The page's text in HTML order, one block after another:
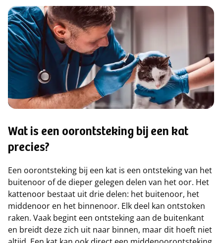
Wat is een oorontsteking bij een kat
precies?
Een oorontsteking bij een kat is een ontsteking van het
buitenoor of de dieper gelegen delen van het oor. Het
kattenoor bestaat uit drie delen: het buitenoor, het
middenoor en het binnenoor. Elk deel kan ontstoken
raken. Vaak begint een ontsteking aan de buitenkant
en breidt deze zich uit naar binnen, maar dit hoeft niet